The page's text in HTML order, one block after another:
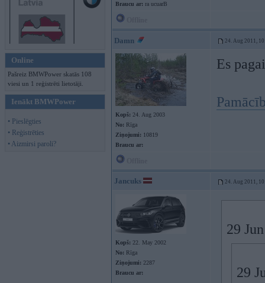
Online
Pašreiz BMWPower skatās 108
viesi un 1 reģistrēti lietotāji.
Ienākt BMWPower
• Pieslēgties
• Reģistrēties
• Aizmirsi paroli?
Braucu ar: ra ucuarB
Damn 24. Aug 2011,
Kopš: 24. Aug 2003
No: Rīga
Ziņojumi: 10819
Braucu ar:
Es
Jancuks 24. Aug 2011,
Kopš: 22. May 2002
No: Rīga
Ziņojumi: 2287
Braucu ar:
29
29